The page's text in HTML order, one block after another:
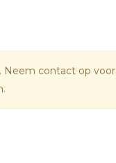
Neem contact op voor